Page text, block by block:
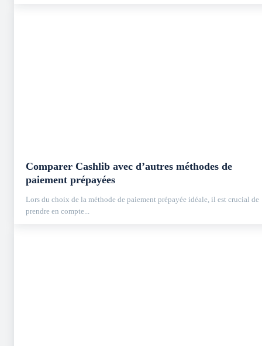
Comparer Cashlib avec d’autres méthodes de
paiement prépayées
Lors du choix de la méthode de paiement prépayée idéale, il est crucial de
prendre en compte...